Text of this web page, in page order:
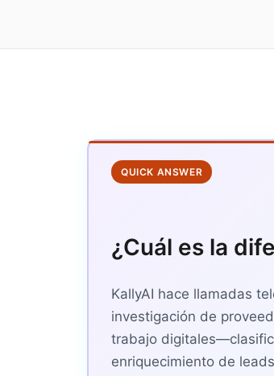
QUICK ANSWER
¿Cuál es la
KallyAI hace llamadas
investigación de
trabajo
enriquecimiento de